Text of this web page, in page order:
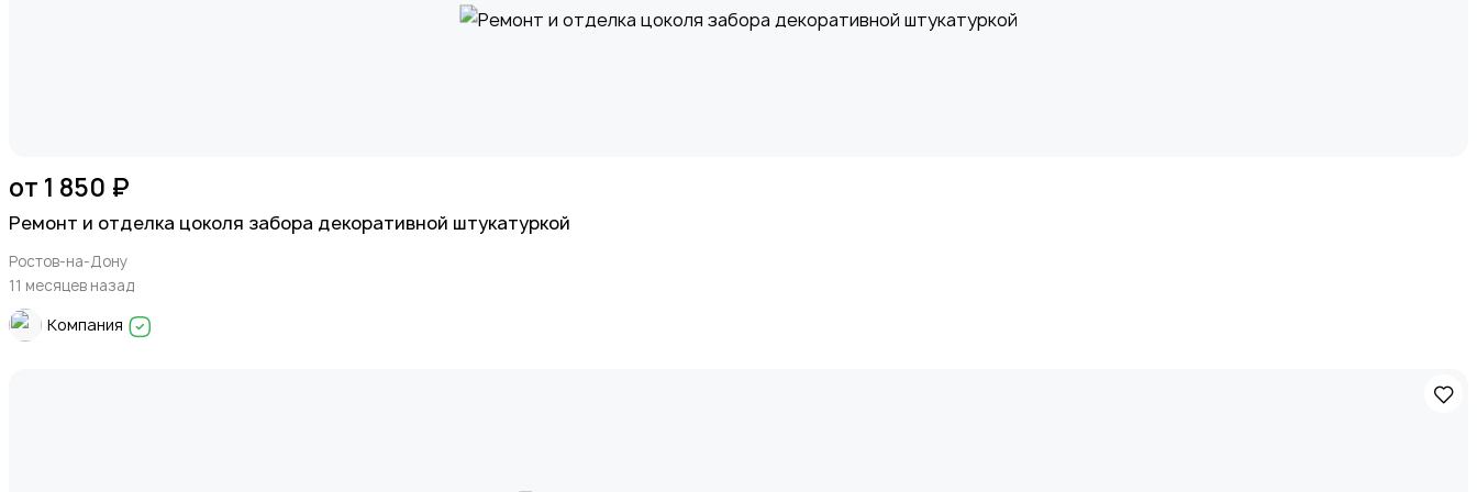
от 1 850 ₽
Ремонт и отделка цоколя забора декоративной штукатуркой
Ростов-на-Дону
11 месяцев назад
Компания